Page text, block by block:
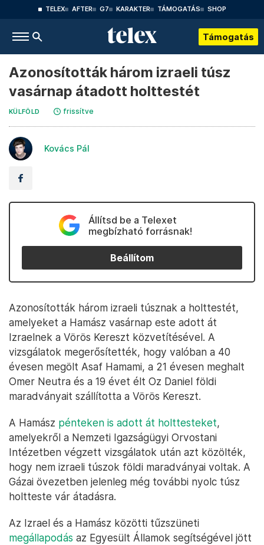
TELEX AFTER G7 KARAKTER TÁMOGATÁS SHOP
Támogatás
Azonosították három izraeli túsz
vasárnap átadott holttestét
KÜLFÖLD frissítve
Kovács Pál
Állítsd be a Telexet
megbízható forrásnak!
Beállítom
Azonosították három izraeli túsznak a holttestét,
amelyeket a Hamász vasárnap este adott át
Izraelnek a Vörös Kereszt közvetítésével. A
vizsgálatok megerősítették, hogy valóban a 40
évesen megölt Asaf Hamami, a 21 évesen meghalt
Omer Neutra és a 19 évet élt Oz Daniel földi
maradványait szállította a Vörös Kereszt.
A Hamász pénteken is adott át holttesteket,
amelyekről a Nemzeti Igazságügyi Orvostani
Intézetben végzett vizsgálatok után azt közölték,
hogy nem izraeli túszok földi maradványai voltak. A
Gázai övezetben jelenleg még további nyolc túsz
holtteste vár átadásra.
Az Izrael és a Hamász közötti tűzszüneti
megállapodás az Egyesült Államok segítségével jött